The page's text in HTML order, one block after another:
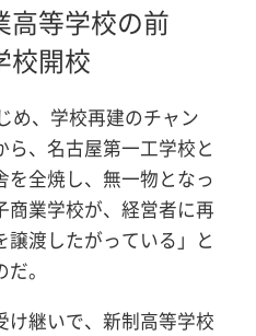
高等学校の前
校開校
め、学校再建のチャン
ら、名古屋第一工学校と
を全焼し、無一物となっ
商業学校が、経営者に再
渡したがっている」と
。
け継いで、新制高等学校